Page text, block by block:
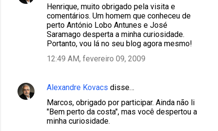
Henrique, muito obrigado pela visita e
comentários. Um homem que conheceu de
perto António Lobo Antunes e José
Saramago desperta a minha curiosidade.
Portanto, vou lá no seu blog agora mesmo!
12:49 AM, fevereiro 09, 2009
Alexandre Kovacs disse…
Marcos, obrigado por participar. Ainda não li
"Bem perto da costa", mas você despertou a
minha curiosidade.